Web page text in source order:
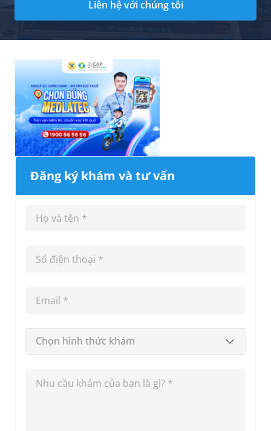
Liên hệ với chúng tôi
Đăng ký khám và tư vấn
Chọn hình thức khám